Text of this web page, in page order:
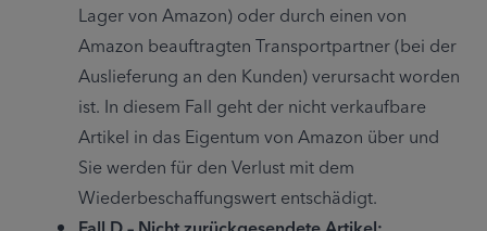
Lager von Amazon) oder durch einen von
Amazon beauftragten Transportpartner (bei der
Auslieferung an den Kunden) verursacht worden
ist. In diesem Fall geht der nicht verkaufbare
Artikel in das Eigentum von Amazon über und
Sie werden für den Verlust mit dem
Wiederbeschaffungswert entschädigt.